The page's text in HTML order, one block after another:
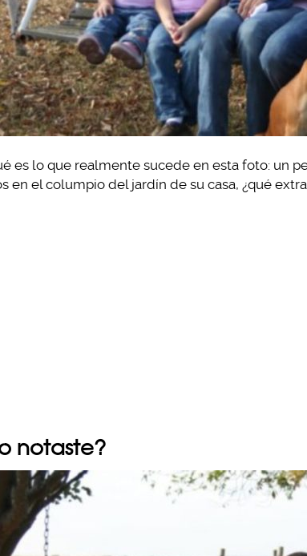
es lo que realmente sucede en esta foto: un
en el columpio del jardín de su casa, ¿qué
notaste?